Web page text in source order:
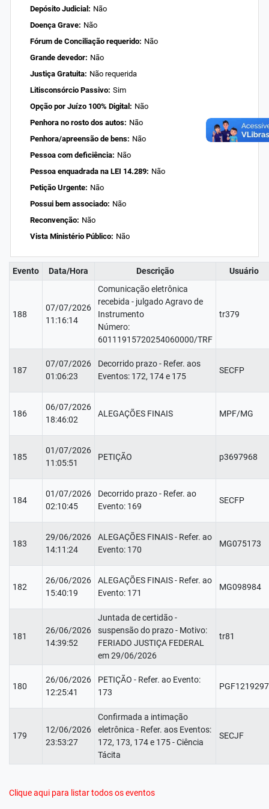
Depósito Judicial: Não
Doença Grave: Não
Fórum de Conciliação requerido: Não
Grande devedor: Não
Justiça Gratuita: Não requerida
Litisconsórcio Passivo: Sim
Opção por Juízo 100% Digital: Não
Penhora no rosto dos autos: Não
Penhora/apreensão de bens: Não
Pessoa com deficiência: Não
Pessoa enquadrada na LEI 14.289: Não
Petição Urgente: Não
Possui bem associado: Não
Reconvenção: Não
Vista Ministério Público: Não
Evento Data/Hora Descrição Usuário
188
07/07/2026
11:16:14
Comunicação eletrônica
recebida - julgado Agravo de
Instrumento
Número:
60111915720254060000/TRF
tr379
187
07/07/2026
01:06:23
Decorrido prazo - Refer. aos
Eventos: 172, 174 e 175
SECFP
186
06/07/2026
18:46:02
ALEGAÇÕES FINAIS MPF/MG
185
01/07/2026
11:05:51
PETIÇÃO p3697968
184
01/07/2026
02:10:45
Decorrido prazo - Refer. ao
Evento: 169
SECFP
183
29/06/2026
14:11:24
ALEGAÇÕES FINAIS - Refer. ao
Evento: 170
MG075173
182
26/06/2026
15:40:19
ALEGAÇÕES FINAIS - Refer. ao
Evento: 171
MG098984
181
26/06/2026
14:39:52
Juntada de certidão -
suspensão do prazo - Motivo:
FERIADO JUSTIÇA FEDERAL
em 29/06/2026
tr81
180
26/06/2026
12:25:41
PETIÇÃO - Refer. ao Evento:
173
PGF1219297
179
12/06/2026
23:53:27
Confirmada a intimação
eletrônica - Refer. aos Eventos:
172, 173, 174 e 175 - Ciência
Tácita
SECJF
Clique aqui para listar todos os eventos